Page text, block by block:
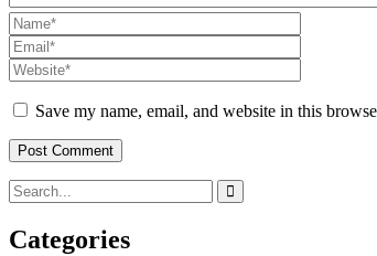
Save my name, email, and website in this
Categories